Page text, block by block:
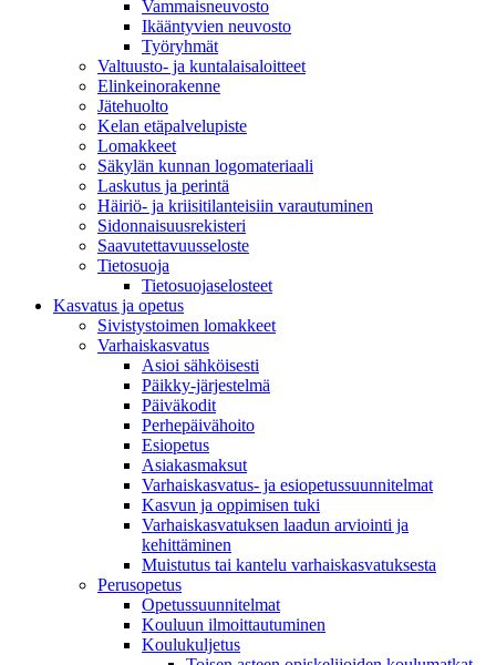
Vammaisneuvosto
Ikääntyvien neuvosto
Työryhmät
Valtuusto- ja kuntalaisaloitteet
Elinkeinorakenne
Jätehuolto
Kelan etäpalvelupiste
Lomakkeet
Säkylän kunnan logomateriaali
Laskutus ja perintä
Häiriö- ja kriisitilanteisiin varautuminen
Sidonnaisuusrekisteri
Saavutettavuusseloste
Tietosuoja
Tietosuojaselosteet
Kasvatus ja opetus
Sivistystoimen lomakkeet
Varhaiskasvatus
Asioi sähköisesti
Päikky-järjestelmä
Päiväkodit
Perhepäivähoito
Esiopetus
Asiakasmaksut
Varhaiskasvatus- ja esiopetussuunnitelmat
Kasvun ja oppimisen tuki
Varhaiskasvatuksen laadun arviointi ja
kehittäminen
Muistutus tai kantelu varhaiskasvatuksesta
Perusopetus
Opetussuunnitelmat
Kouluun ilmoittautuminen
Koulukuljetus